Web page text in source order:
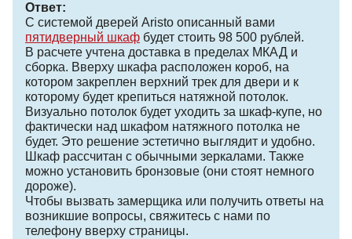
Ответ:
С системой дверей Aristo описанный вами
пятидверный шкаф будет стоить 98 500 рублей.
В расчете учтена доставка в пределах МКАД и
сборка. Вверху шкафа расположен короб, на
котором закреплен верхний трек для двери и к
которому будет крепиться натяжной потолок.
Визуально потолок будет уходить за шкаф-купе, но
фактически над шкафом натяжного потолка не
будет. Это решение эстетично выглядит и удобно.
Шкаф рассчитан с обычными зеркалами. Также
можно установить бронзовые (они стоят немного
дороже).
Чтобы вызвать замерщика или получить ответы на
возникшие вопросы, свяжитесь с нами по
телефону вверху страницы.